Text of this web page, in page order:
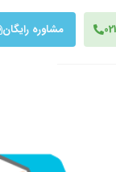
مشاوره رایگان